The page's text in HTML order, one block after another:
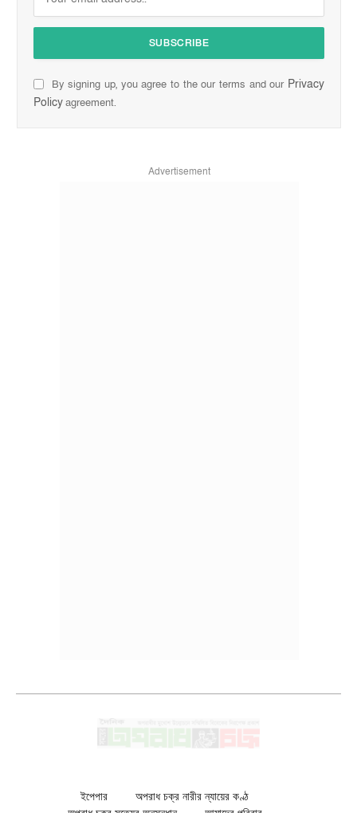
By signing up, you agree to the our terms and our Privacy
Policyagreement.
Advertisement
ইপেপার
অপরাধ চক্র নারীর ন্যায়ের কণ্ঠ